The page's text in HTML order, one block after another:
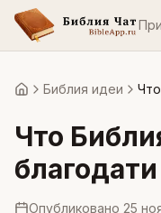
ГлавнаяБиблия идеи
Что
благодати
Опубликовано 25